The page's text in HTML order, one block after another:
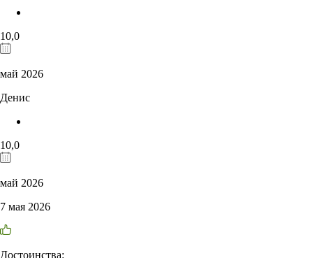
10,0
май 2026
Денис
10,0
май 2026
7 мая 2026
Достоинства: